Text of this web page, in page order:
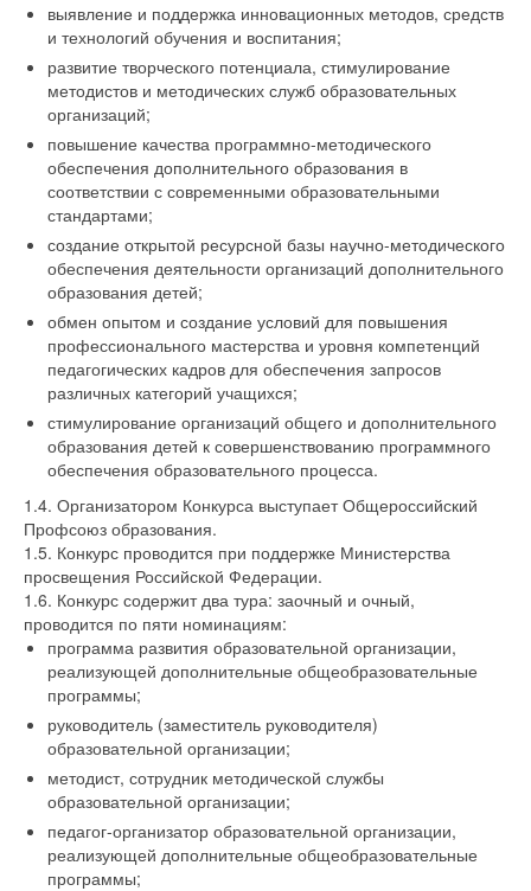
выявление и поддержка инновационных методов, средств
и технологий обучения и воспитания;
развитие творческого потенциала, стимулирование
методистов и методических служб образовательных
организаций;
повышение качества программно-методического
обеспечения дополнительного образования в
соответствии с современными образовательными
стандартами;
создание открытой ресурсной базы научно-методического
обеспечения деятельности организаций дополнительного
образования детей;
обмен опытом и создание условий для повышения
профессионального мастерства и уровня компетенций
педагогических кадров для обеспечения запросов
различных категорий учащихся;
стимулирование организаций общего и дополнительного
образования детей к совершенствованию программного
обеспечения образовательного процесса.
1.4. Организатором Конкурса выступает Общероссийский
Профсоюз образования.
1.5. Конкурс проводится при поддержке Министерства
просвещения Российской Федерации.
1.6. Конкурс содержит два тура: заочный и очный,
проводится по пяти номинациям:
программа развития образовательной организации,
реализующей дополнительные общеобразовательные
программы;
руководитель (заместитель руководителя)
образовательной организации;
методист, сотрудник методической службы
образовательной организации;
педагог-организатор образовательной организации,
реализующей дополнительные общеобразовательные
программы;